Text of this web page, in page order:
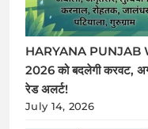
HARYANA PUNJAB
2026 को बदलेगी करवट,
रेड अलर्ट!
July 14, 2026